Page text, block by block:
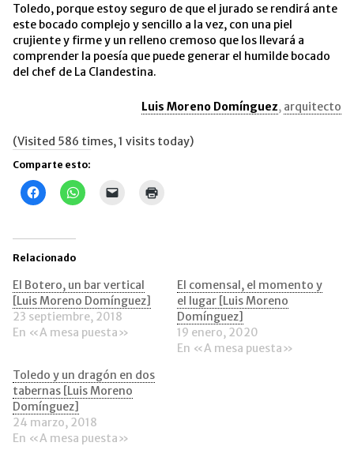
Toledo, porque estoy seguro de que el jurado se rendirá ante
este bocado complejo y sencillo a la vez, con una piel
crujiente y firme y un relleno cremoso que los llevará a
comprender la poesía que puede generar el humilde bocado
del chef de La Clandestina.
Luis Moreno Domínguez, arquitecto
(Visited 586 times, 1 visits today)
Comparte esto:
Haz
clic
Facebook
(Se
abre
una
ventana
nueva)
Haz
clic
una
ventana
nueva)
a
un
amigo
(Se
abre
en
nueva)
Relacionado
El Botero, un bar vertical
[Luis Moreno Domínguez]
23 septiembre, 2018
En «A mesa puesta»
El comensal, el momento y
el lugar [Luis Moreno
Domínguez]
19 enero, 2020
En «A mesa puesta»
Toledo y un dragón en dos
tabernas [Luis Moreno
Domínguez]
24 marzo, 2018
En «A mesa puesta»